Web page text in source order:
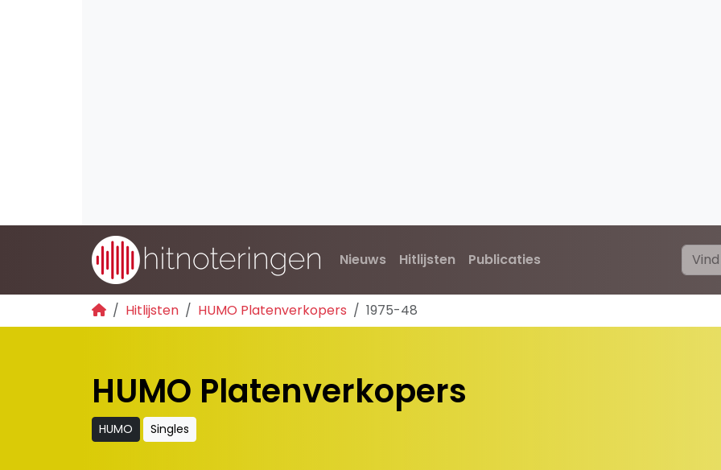
Nieuws Hitlijsten Publicaties
Hitlijsten HUMO Platenverkopers 1975-48
HUMO Platenverkopers
HUMO Singles